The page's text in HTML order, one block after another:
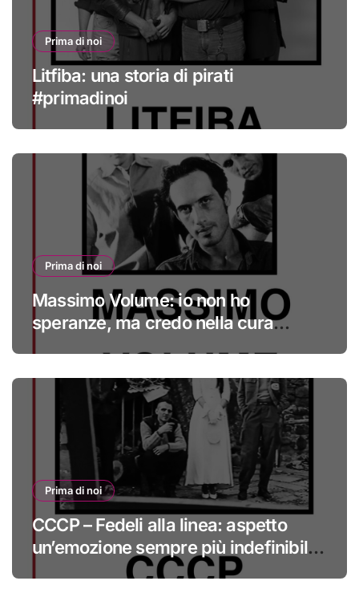
Prima di noi
Litfiba: una storia di pirati
#primadinoi
Prima di noi
Massimo Volume: io non ho
speranze, ma credo nella cura
Prima di noi
CCCP – Fedeli alla linea: aspetto
un’emozione sempre più indefinibile
#primadinoi